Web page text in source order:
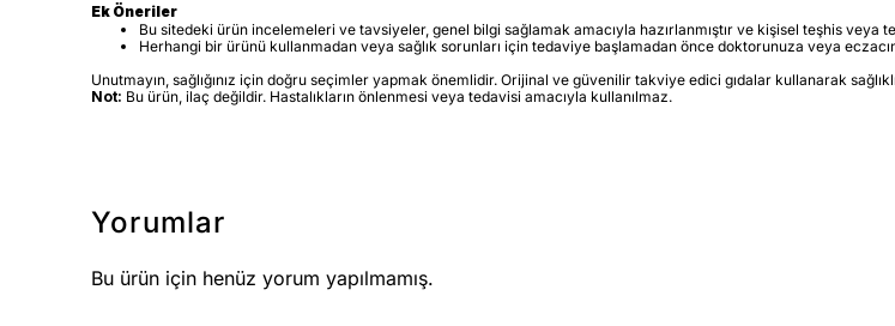
Ek Öneriler
Bu sitedeki ürün incelemeleri ve tavsiyeler, genel bilgi sağlamak amacıyla hazırlanmıştır ve kişisel teşhis veya
Herhangi bir ürünü kullanmadan veya sağlık sorunları için tedaviye başlamadan önce doktorunuza veya
Unutmayın, sağlığınız için doğru seçimler yapmak önemlidir. Orijinal ve güvenilir takviye edici gıdalar kullanarak
Not: Bu ürün, ilaç değildir. Hastalıkların önlenmesi veya tedavisi amacıyla kullanılmaz.
Yorumlar
Bu ürün için henüz yorum yapılmamış.